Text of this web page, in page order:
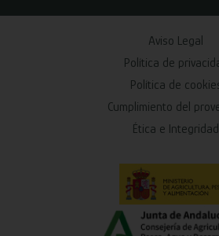
Aviso Legal
Política de
Política de
Cumplimiento del
Ética e Integridad